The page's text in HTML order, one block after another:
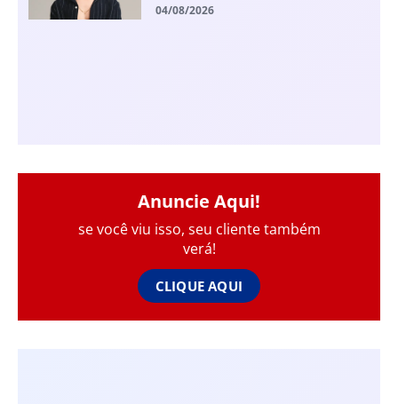
04/08/2026
Anuncie Aqui!
se você viu isso, seu cliente também
verá!
CLIQUE AQUI